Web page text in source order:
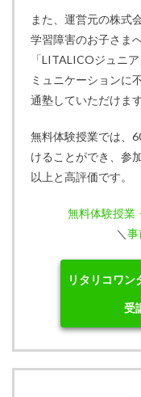
また、運営元の株式
学習障害のお子さま
「LITALICOジュニ
ミュニケーションに
通塾していただけます
無料体験授業では、
けることができ、参
以上と高評価です。
無料体験授業
＼ 事
リタリコワン
受